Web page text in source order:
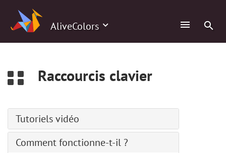
AliveColors
Raccourcis clavier
Tutoriels vidéo
Accolage de texte à un tracé
Comment fonctionne-t-il ?